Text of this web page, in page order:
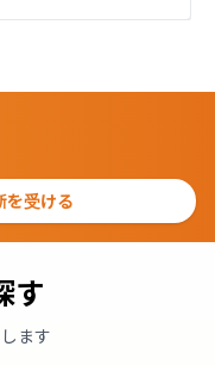
を受ける
す
ます